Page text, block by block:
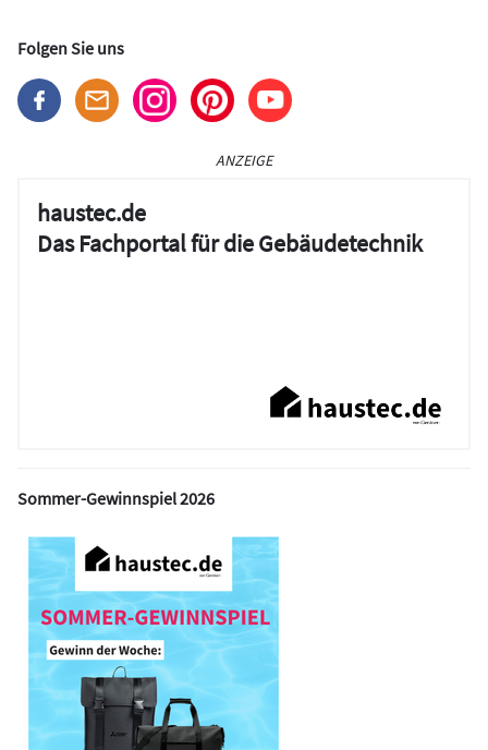
Folgen Sie uns
ANZEIGE
haustec.de
Das Fachportal für die Gebäudetechnik
Sommer-Gewinnspiel 2026